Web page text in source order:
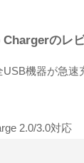
のレ
機器が急速
2.0/3.0対応